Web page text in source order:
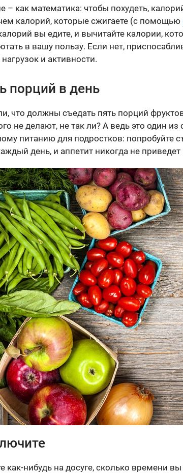
– как математика: чтобы похудеть,
калорий, которые сжигаете (с помощью
вы едите, и вычитайте калории,
в вашу пользу. Если нет,
и активности.
порций в день
что должны съедать пять порций
не делают, не так ли? А ведь это один
питанию для подростков: попробуйте
день, и аппетит никогда не
как-нибудь на досуге, сколько времени